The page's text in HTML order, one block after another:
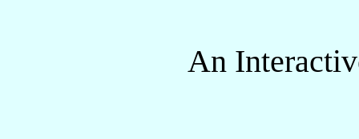
An